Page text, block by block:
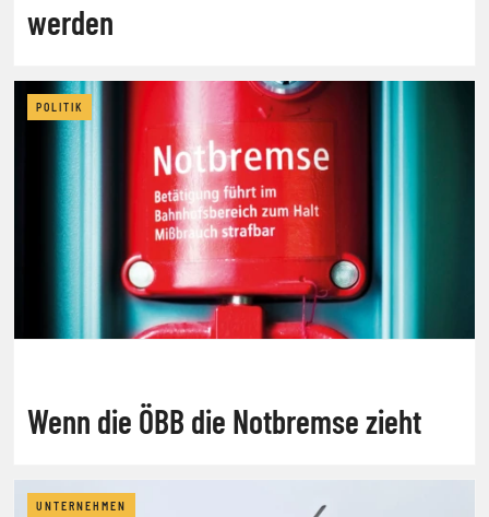
werden
POLITIK
Wenn die ÖBB die Notbremse zieht
UNTERNEHMEN